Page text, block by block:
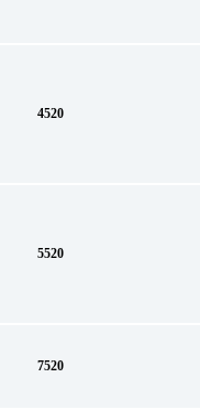
4520
5520
7520